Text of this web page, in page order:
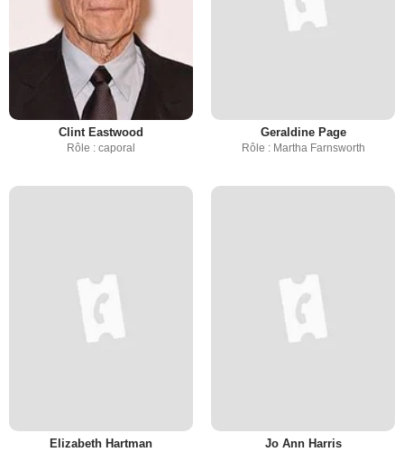
Clint Eastwood
Rôle : caporal
Geraldine Page
Rôle : Martha Farnsworth
Elizabeth Hartman Jo Ann Harris